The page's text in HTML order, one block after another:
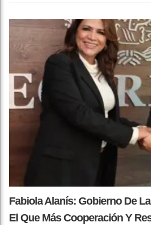
Fabiola Alanís: Gobierno De
El Que Más Cooperación Y